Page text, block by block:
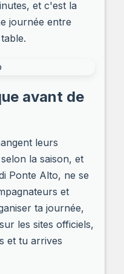
et c'est la
journée entre
avant de
leurs
la saison, et
Ponte Alto, ne se
et
ta journée,
les sites officiels,
et tu arrives